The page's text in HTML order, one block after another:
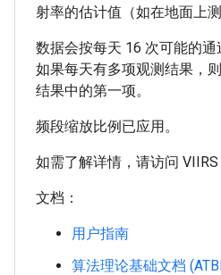
射率的估计值（如在地面上测
数据会按每天 16 次可能的通
如果每天有多项观测结果，
结果中的第一项。
频段缩放比例已应用。
如需了解详情，请访问 VIIRS
文档：
用户指南
算法理论基础文档